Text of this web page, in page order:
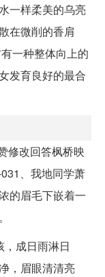
一样柔美的乌亮
在微削的香肩
一种整体向上的
发育良好的最合
修改回答枫桥映
、我地同学萧
的眉毛下嵌着一
成日雨淋日
，眉眼清清亮